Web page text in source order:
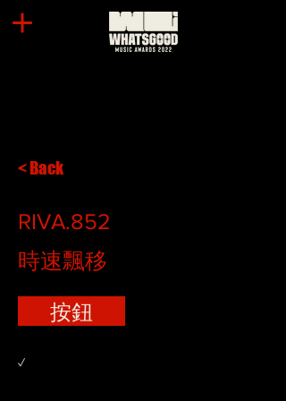
< Back
RIVA.852
時速飄移
按鈕
✓